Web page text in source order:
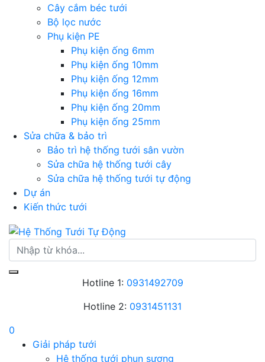
Cây cắm béc tưới
Bộ lọc nước
Phụ kiện PE
Phụ kiện ống 6mm
Phụ kiện ống 10mm
Phụ kiện ống 12mm
Phụ kiện ống 16mm
Phụ kiện ống 20mm
Phụ kiện ống 25mm
Sửa chữa & bảo trì
Bảo trì hệ thống tưới sân vườn
Sửa chữa hệ thống tưới cây
Sửa chữa hệ thống tưới tự động
Dự án
Kiến thức tưới
Hotline 1: 0931492709
Hotline 2: 0931451131
0
Giải pháp tưới
Hệ thống tưới phun sương